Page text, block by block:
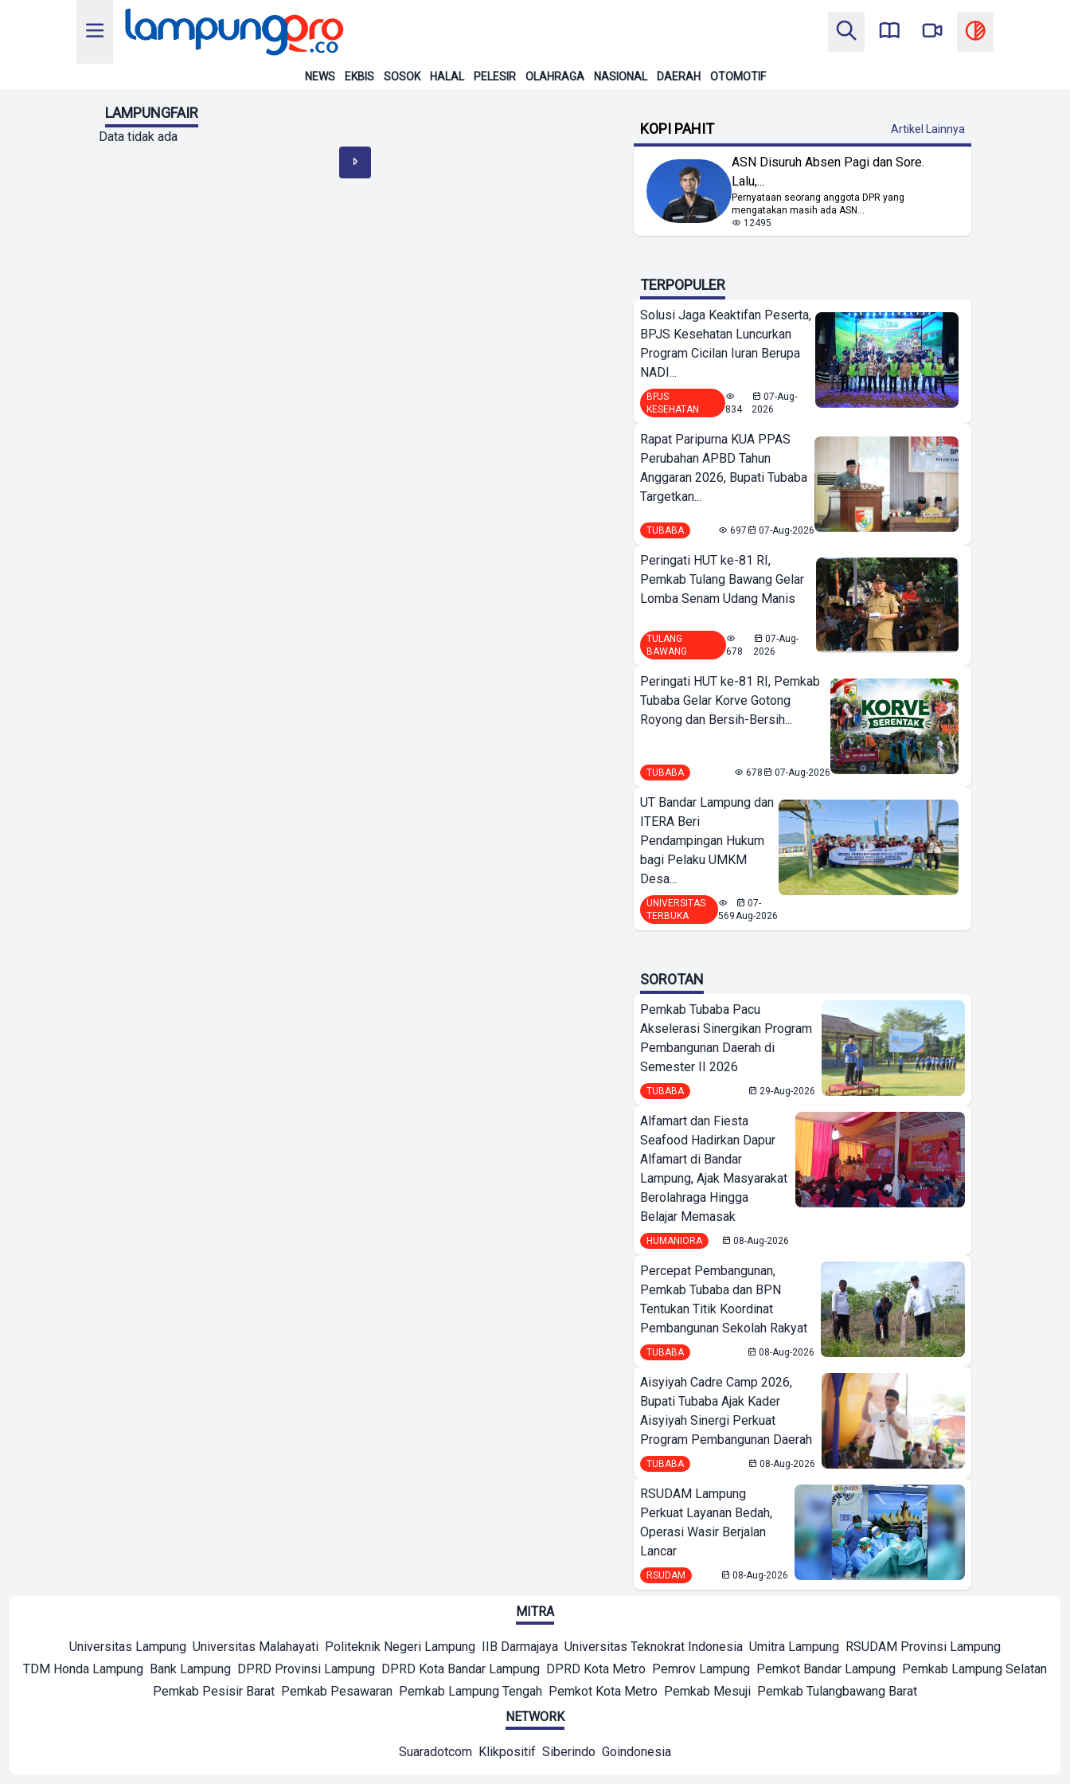
NEWS EKBIS SOSOK HALAL PELESIR OLAHRAGA NASIONAL DAERAH OTOMOTIF
LAMPUNGFAIR
Data tidak ada KOPI PAHIT Artikel Lainnya
ASN Disuruh Absen Pagi dan Sore.
Lalu,...
Pernyataan seorang anggota DPR yang
mengatakan masih ada ASN...
12495
TERPOPULER
Solusi Jaga Keaktifan Peserta,
BPJS Kesehatan Luncurkan
Program Cicilan Iuran Berupa
NADI...
BPJS
KESEHATAN
834
07-Aug-
2026
Rapat Paripurna KUA PPAS
Perubahan APBD Tahun
Anggaran 2026, Bupati Tubaba
Targetkan...
TUBABA 697 07-Aug-2026
Peringati HUT ke-81 RI,
Pemkab Tulang Bawang Gelar
Lomba Senam Udang Manis
TULANG
BAWANG
678
07-Aug-
2026
Peringati HUT ke-81 RI, Pemkab
Tubaba Gelar Korve Gotong
Royong dan Bersih-Bersih...
TUBABA 678 07-Aug-2026
UT Bandar Lampung dan
ITERA Beri
Pendampingan Hukum
bagi Pelaku UMKM
Desa...
UNIVERSITAS
TERBUKA
569
07-
Aug-2026
SOROTAN
Pemkab Tubaba Pacu
Akselerasi Sinergikan Program
Pembangunan Daerah di
Semester II 2026
TUBABA 29-Aug-2026
Alfamart dan Fiesta
Seafood Hadirkan Dapur
Alfamart di Bandar
Lampung, Ajak Masyarakat
Berolahraga Hingga
Belajar Memasak
HUMANIORA 08-Aug-2026
Percepat Pembangunan,
Pemkab Tubaba dan BPN
Tentukan Titik Koordinat
Pembangunan Sekolah Rakyat
TUBABA 08-Aug-2026
Aisyiyah Cadre Camp 2026,
Bupati Tubaba Ajak Kader
Aisyiyah Sinergi Perkuat
Program Pembangunan Daerah
TUBABA 08-Aug-2026
RSUDAM Lampung
Perkuat Layanan Bedah,
Operasi Wasir Berjalan
Lancar
RSUDAM 08-Aug-2026
MITRA
Universitas Lampung Universitas Malahayati Politeknik Negeri Lampung IIB Darmajaya Universitas Teknokrat Indonesia Umitra Lampung RSUDAM Provinsi Lampung
TDM Honda Lampung Bank Lampung DPRD Provinsi Lampung DPRD Kota Bandar Lampung DPRD Kota Metro Pemrov Lampung Pemkot Bandar Lampung Pemkab Lampung Selatan
Pemkab Pesisir Barat Pemkab Pesawaran Pemkab Lampung Tengah Pemkot Kota Metro Pemkab Mesuji Pemkab Tulangbawang Barat
NETWORK
Suaradotcom Klikpositif Siberindo Goindonesia